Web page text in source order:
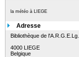
la météo à LIEGE
Adresse
Bibliothèque de l'A.R.G.E.Lg.
4000 LIEGE
Belgique